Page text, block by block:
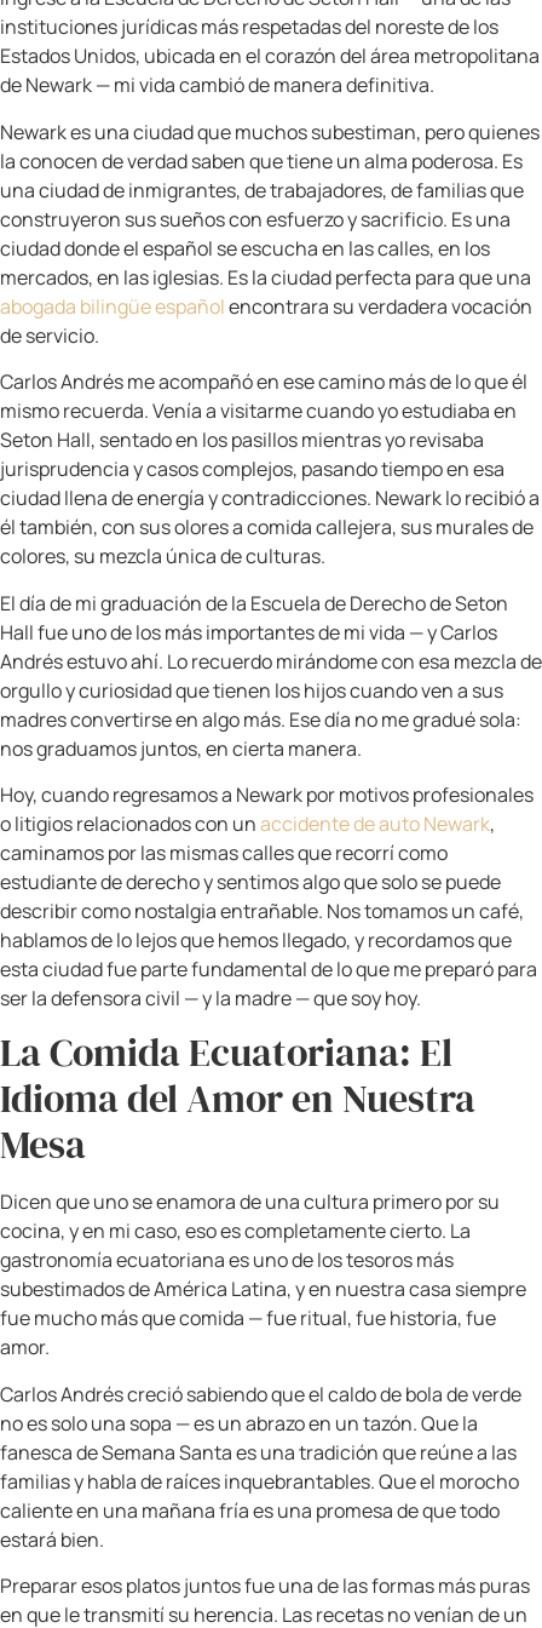
quedaron conmigo para siempre y hoy forman
parte del ADN de mi firma de abogados de
lesiones personales Nueva Jersey.
Carlos Andrés: Mitad Ecuatoriano,
100% Harper
Mi hijo, Carlos Andrés Harper, nació con la riqueza
de dos culturas en la sangre. Su nombre lo dice
todo: Carlos Andrés — un nombre que suena a
español, que suena a Ecuador, que suena a hogar.
Desde pequeño, me comprometí a que él creciera
conociendo y amando su herencia ecuatoriana
tanto como cualquier otra parte de quien es.
No fue una tarea difícil, porque la cultura
Crecimos compartiendo la mesa con platos que
cuentan historias: seco de pollo, ceviche costeño,
llapingachos, empanadas de viento, colada
morada en los días de difuntos. Cada comida era
una lección de historia, de geografía, de amor.
Le hablé de los mercados de Otavalo, de la música
andina, de los quipus y las historias de los pueblos
originarios del Ecuador. Le hablé de su abuelo
paterno, originario de Cuenca — esa ciudad
majestuosa del austro ecuatoriano, Patrimonio
Cultural de la Humanidad, conocida por sus
catedrales, sus sombreros de paja toquilla y el
carácter íntegro de su gente.
Le hablé de su padre, quien a los 12 años dejó Quito
construir su vida en el Condado de Westchester,
Nueva York — la misma región donde yo estudié en
Mercy University y donde hoy atendemos a
muchos de nuestros clientes. Le enseñé que esa
historia de valentía y adaptación vive en él, que
lleva en la sangre la determinación de quienes
cruzaron fronteras para darlo todo. Le enseñé que
ser mitad ecuatoriano no era solo un dato en un
formulario — era una forma de estar en el mundo
con más riqueza, más perspectiva y más
compasión.